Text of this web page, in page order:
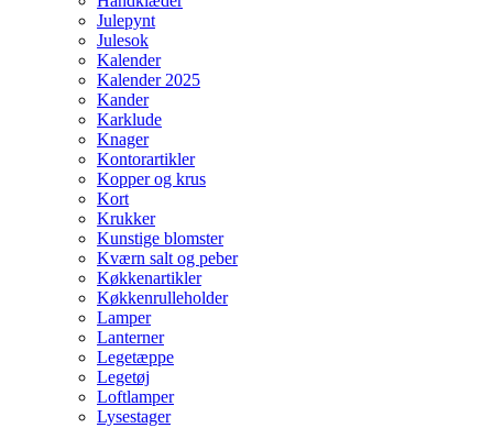
Julepynt
Julesok
Kalender
Kalender 2025
Kander
Karklude
Knager
Kontorartikler
Kopper og krus
Kort
Krukker
Kunstige blomster
Kværn salt og peber
Køkkenartikler
Køkkenrulleholder
Lamper
Lanterner
Legetæppe
Legetøj
Loftlamper
Lysestager